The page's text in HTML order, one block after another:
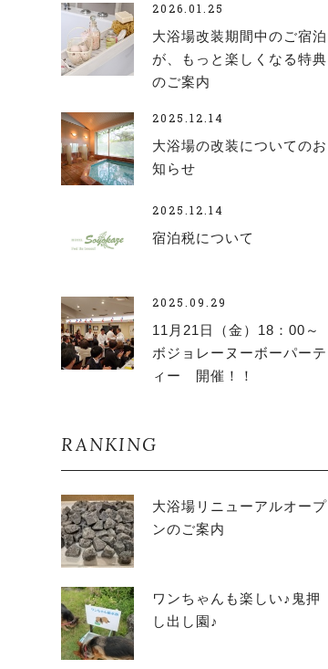
2026.01.25
大浴場改装期間中のご宿泊
が、もっと楽しくなる特典
のご案内
2025.12.14
大浴場の改装についてのお
知らせ
2025.12.14
宿泊税について
2025.09.29
11月21日（金）18：00～
ボジョレーヌーボーパーテ
ィー 開催！！
RANKING
大浴場リニューアルオープ
ンのご案内
ワンちゃんも楽しい♪鬼押
し出し園♪